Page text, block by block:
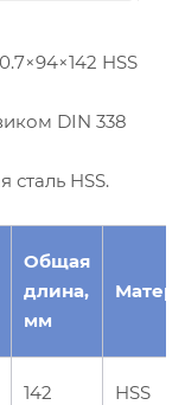
HSS
DIN 338
HSS.
Общая
длина,
мм
142 HSS